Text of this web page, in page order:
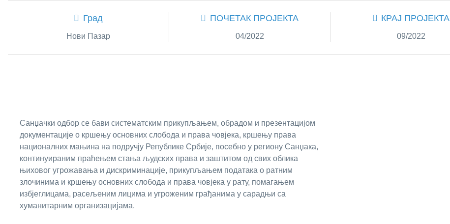
Град
Нови Пазар
ПОЧЕТАК ПРОЈЕКТА
04/2022
КРАЈ ПРОЈЕКТА
09/2022
Санџачки одбор се бави систематским прикупљањем, обрадом и презентацијом
документације о кршењу основних слобода и права човјека, кршењу права
националних мањина на подручју Републике Србије, посебно у региону Санџака,
континуираним праћењем стања људских права и заштитом од свих облика
њиховог угрожавања и дискриминације, прикупљањем података о ратним
злочинима и кршењу основних слобода и права човјека у рату, помагањем
избјеглицама, расељеним лицима и угроженим грађанима у сарадњи са
хуманитарним организацијама.